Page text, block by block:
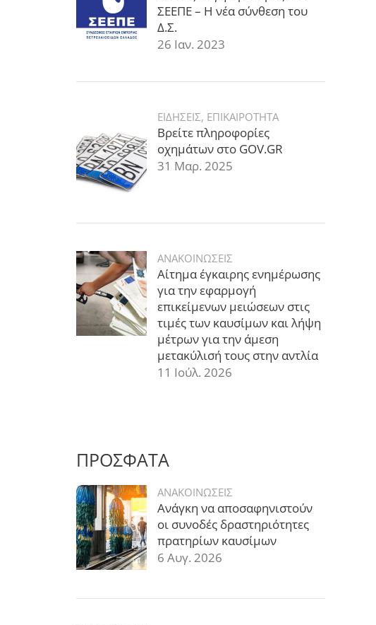
ΣΕΕΠΕ – Η νέα σύνθεση του
Δ.Σ.
26 Ιαν. 2023
ΕΙΔΗΣΕΙΣ, ΕΠΙΚΑΙΡΟΤΗΤΑ
Βρείτε πληροφορίες
οχημάτων στο GOV.GR
31 Μαρ. 2025
ΑΝΑΚΟΙΝΩΣΕΙΣ
Αίτημα έγκαιρης ενημέρωσης
για την εφαρμογή
επικείμενων μειώσεων στις
τιμές των καυσίμων και λήψη
μέτρων για την άμεση
μετακύλισή τους στην αντλία
11 Ιούλ. 2026
ΠΡΟΣΦΑΤΑ
ΑΝΑΚΟΙΝΩΣΕΙΣ
Ανάγκη να αποσαφηνιστούν
οι συνοδές δραστηριότητες
πρατηρίων καυσίμων
6 Αυγ. 2026